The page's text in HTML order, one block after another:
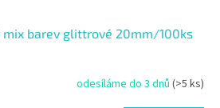
mix barev glittrové 20mm/100ks
odesíláme do 3 dnů (>5 ks)